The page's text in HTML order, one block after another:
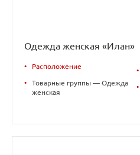
Одежда женская «Илан»
• Расположение
•
Товарные группы — Одежда
женская
•
•